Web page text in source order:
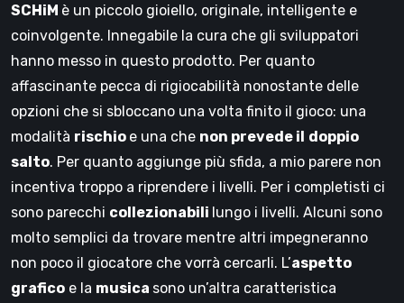
SCHiM è un piccolo gioiello, originale, intelligente e
coinvolgente. Innegabile la cura che gli sviluppatori
hanno messo in questo prodotto. Per quanto
affascinante pecca di rigiocabilità nonostante delle
opzioni che si sbloccano una volta finito il gioco: una
modalità rischio e una che non prevede il doppio
salto. Per quanto aggiunge più sfida, a mio parere non
incentiva troppo a riprendere i livelli. Per i completisti ci
sono parecchi collezionabili lungo i livelli. Alcuni sono
molto semplici da trovare mentre altri impegneranno
non poco il giocatore che vorrà cercarli. L’aspetto
grafico e la musica sono un’altra caratteristica